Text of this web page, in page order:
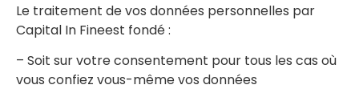
Le traitement de vos données personnelles par
Capital In Fineest fondé :
– Soit sur votre consentement pour tous les cas où
vous confiez vous-même vos données